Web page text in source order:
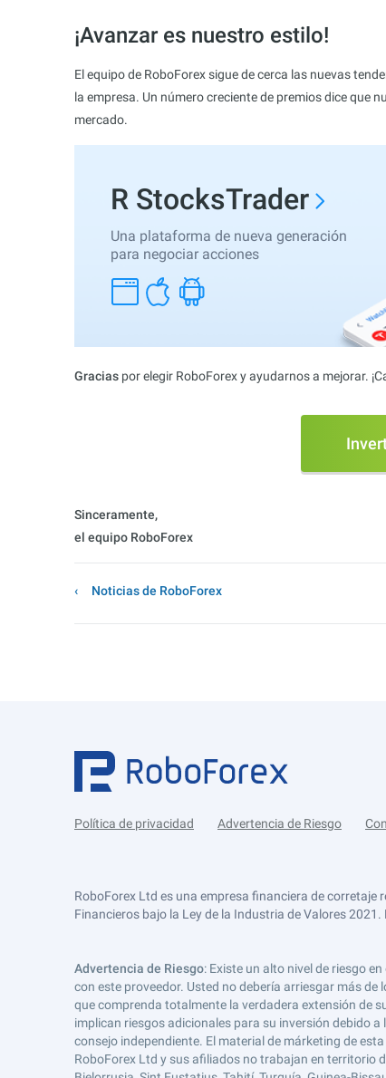
¡Avanzar es nuestro estilo!
El equipo de RoboForex sigue de cerca las nuevas
la empresa. Un número creciente de premios dice que
mercado.
R StocksTrader
Una plataforma de nueva generación
para negociar acciones
Gracias por elegir RoboForex y ayudarnos a mejorar.
Sinceramente,
el equipo RoboForex
Noticias de RoboForex
Política de privacidad Advertencia de Riesgo
RoboForex Ltd es una empresa financiera de corretaje
Financieros bajo la Ley de la Industria de Valores
Advertencia de Riesgo: Existe un alto nivel de riesgo
con este proveedor. Usted no debería arriesgar más
que comprenda totalmente la verdadera extensión de
implican riesgos adicionales para su inversión debido
consejo independiente. El material de márketing de
RoboForex Ltd y sus afiliados no trabajan en territorio